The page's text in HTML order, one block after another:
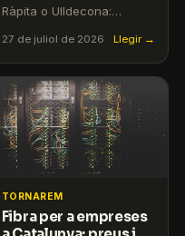
Ràpita o Ulldecona:
no arriba i per què tenim
l'operadora catalana a
casa.
27 de juliol de 2026 Llegir →
TORNAREM
Fibra per a empreses